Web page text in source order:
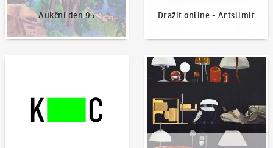
Aukční den 95 Dražit online - Artslimit
Aktuality